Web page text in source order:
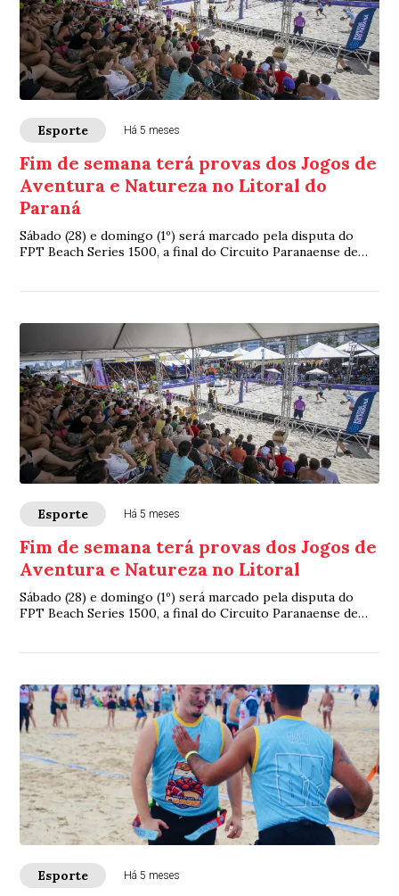
Esporte Há 5 meses
Fim de semana terá provas dos Jogos de
Aventura e Natureza no Litoral do
Paraná
Sábado (28) e domingo (1º) será marcado pela disputa do
FPT Beach Series 1500, a final do Circuito Paranaense de
Esporte Há 5 meses
Fim de semana terá provas dos Jogos de
Aventura e Natureza no Litoral
Sábado (28) e domingo (1º) será marcado pela disputa do
FPT Beach Series 1500, a final do Circuito Paranaense de
Esporte Há 5 meses